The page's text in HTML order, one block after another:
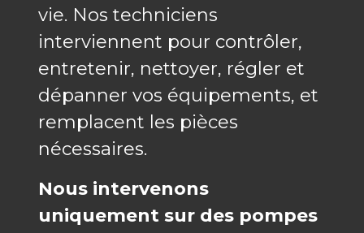
vie. Nos techniciens
interviennent pour contrôler,
entretenir, nettoyer, régler et
dépanner vos équipements, et
remplacent les pièces
nécessaires.
Nous intervenons
uniquement sur des pompes